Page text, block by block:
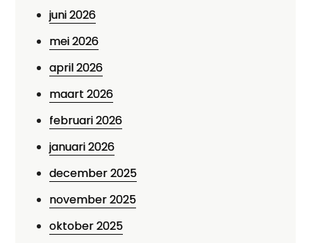
juni 2026
mei 2026
april 2026
maart 2026
februari 2026
januari 2026
december 2025
november 2025
oktober 2025